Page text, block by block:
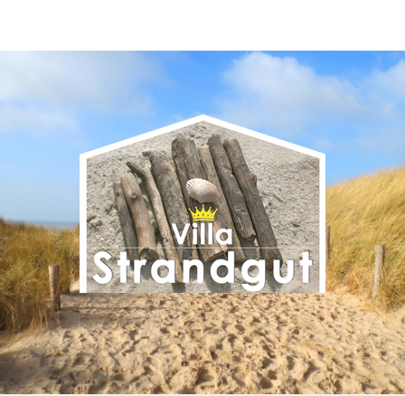
Ihr Wohlfühlzuhause an der
Ostsee